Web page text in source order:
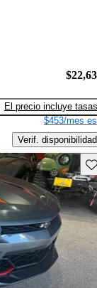
El precio incluye tasas
$453/mes
Verif. disponibilidad